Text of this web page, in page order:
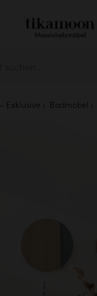
Exklusive Badmöbel